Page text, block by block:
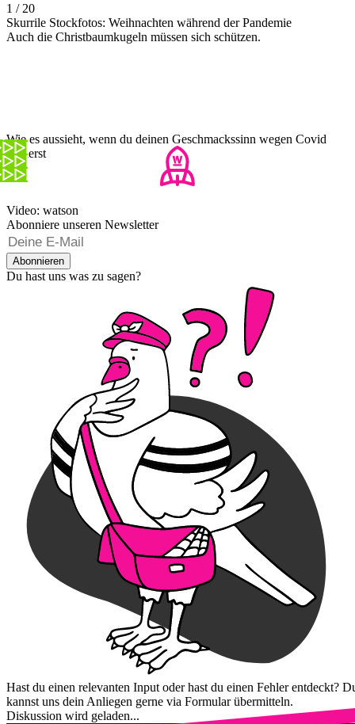
1 / 20
Skurrile Stockfotos: Weihnachten während der Pandemie
Auch die Christbaumkugeln müssen sich schützen.
Wie es aussieht, wenn du deinen Geschmackssinn wegen Covid
verlierst
Video: watson
Abonniere unseren Newsletter
Abonnieren
Du hast uns was zu sagen?
Hast du einen relevanten Input oder hast du einen Fehler entdeckt?
kannst uns dein Anliegen gerne via Formular übermitteln.
Diskussion wird geladen...